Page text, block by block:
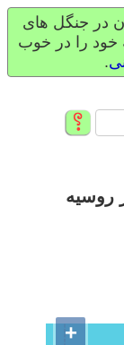
در جنگل های
خود را در خوب
.
روسیه
+